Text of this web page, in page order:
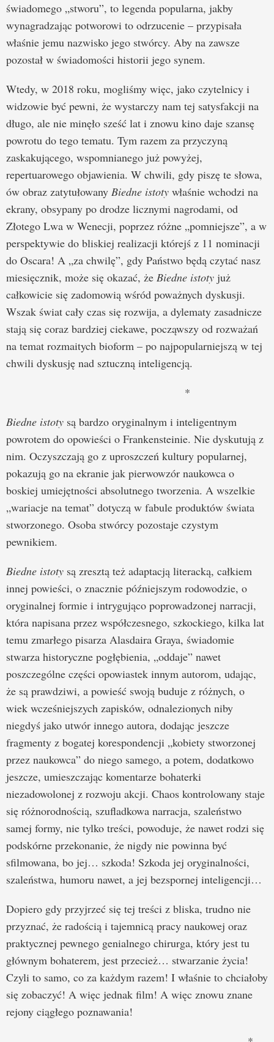
świadomego „stworu”, to legenda popularna, jakby
wynagradzając potworowi to odrzucenie – przypisała
właśnie jemu nazwisko jego stwórcy. Aby na zawsze
pozostał w świadomości historii jego synem.
Wtedy, w 2018 roku, mogliśmy więc, jako czytelnicy i
widzowie być pewni, że wystarczy nam tej satysfakcji na
długo, ale nie minęło sześć lat i znowu kino daje szansę
powrotu do tego tematu. Tym razem za przyczyną
zaskakującego, wspomnianego już powyżej,
repertuarowego objawienia. W chwili, gdy piszę te słowa,
ów obraz zatytułowany Biedne istoty właśnie wchodzi na
ekrany, obsypany po drodze licznymi nagrodami, od
Złotego Lwa w Wenecji, poprzez różne „pomniejsze”, a w
perspektywie do bliskiej realizacji którejś z 11 nominacji
do Oscara! A „za chwilę”, gdy Państwo będą czytać nasz
miesięcznik, może się okazać, że Biedne istoty już
całkowicie się zadomowią wśród poważnych dyskusji.
Wszak świat cały czas się rozwija, a dylematy zasadnicze
stają się coraz bardziej ciekawe, począwszy od rozważań
na temat rozmaitych bioform – po najpopularniejszą w tej
chwili dyskusję nad sztuczną inteligencją.
*
Biedne istoty są bardzo oryginalnym i inteligentnym
powrotem do opowieści o Frankensteinie. Nie dyskutują z
nim. Oczyszczają go z uproszczeń kultury popularnej,
pokazują go na ekranie jak pierwowzór naukowca o
boskiej umiejętności absolutnego tworzenia. A wszelkie
„wariacje na temat” dotyczą w fabule produktów świata
stworzonego. Osoba stwórcy pozostaje czystym
pewnikiem.
Biedne istoty są zresztą też adaptacją literacką, całkiem
innej powieści, o znacznie późniejszym rodowodzie, o
oryginalnej formie i intrygująco poprowadzonej narracji,
która napisana przez współczesnego, szkockiego, kilka lat
temu zmarłego pisarza Alasdaira Graya, świadomie
stwarza historyczne pogłębienia, „oddaje” nawet
poszczególne części opowiastek innym autorom, udając,
że są prawdziwi, a powieść swoją buduje z różnych, o
wiek wcześniejszych zapisków, odnalezionych niby
niegdyś jako utwór innego autora, dodając jeszcze
fragmenty z bogatej korespondencji „kobiety stworzonej
przez naukowca” do niego samego, a potem, dodatkowo
jeszcze, umieszczając komentarze bohaterki
niezadowolonej z rozwoju akcji. Chaos kontrolowany staje
się różnorodnością, szufladkowa narracja, szaleństwo
samej formy, nie tylko treści, powoduje, że nawet rodzi się
podskórne przekonanie, że nigdy nie powinna być
sfilmowana, bo jej… szkoda! Szkoda jej oryginalności,
szaleństwa, humoru nawet, a jej bezspornej inteligencji…
Dopiero gdy przyjrzeć się tej treści z bliska, trudno nie
przyznać, że radością i tajemnicą pracy naukowej oraz
praktycznej pewnego genialnego chirurga, który jest tu
głównym bohaterem, jest przecież… stwarzanie życia!
Czyli to samo, co za każdym razem! I właśnie to chciałoby
się zobaczyć! A więc jednak film! A więc znowu znane
rejony ciągłego poznawania!